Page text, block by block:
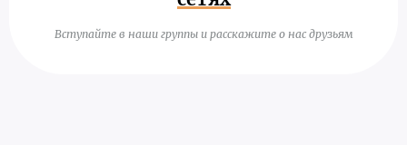
Вступайте в наши группы и расскажите о нас друзьям